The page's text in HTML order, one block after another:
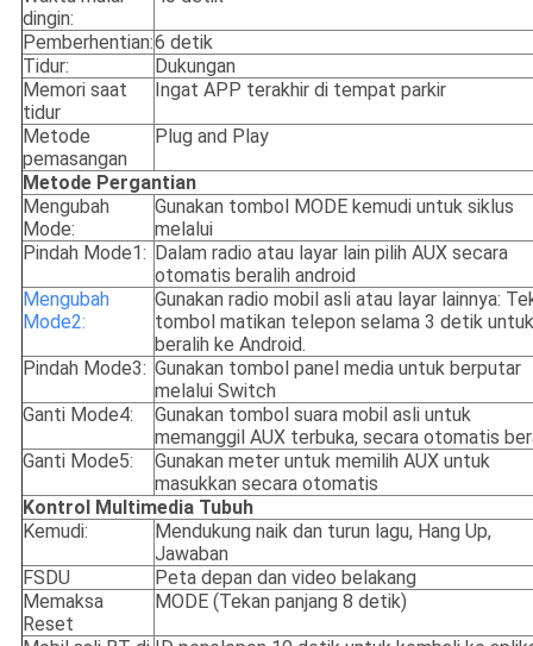
dingin:
Pemberhentian:6 detik
Tidur:
Dukungan
Memori saat
tidur
Ingat APP terakhir di tempat parkir
Metode
pemasangan
Plug and Play
Metode Pergantian
Mengubah
Mode:
Gunakan tombol MODE kemudi untuk siklus
melalui
Pindah Mode1: Dalam radio atau layar lain pilih AUX secara
otomatis beralih android
Mengubah
Mode2:
Gunakan radio mobil asli atau layar lainnya:
tombol matikan telepon selama 3 detik untuk
beralih ke Android.
Pindah Mode3: Gunakan tombol panel media untuk berputar
melalui Switch
Ganti Mode4:
Gunakan tombol suara mobil asli untuk
memanggil AUX terbuka, secara otomatis
Ganti Mode5:
Gunakan meter untuk memilih AUX untuk
masukkan secara otomatis
Kontrol Multimedia Tubuh
Kemudi:
Mendukung naik dan turun lagu, Hang Up,
Jawaban
FSDU
Peta depan dan video belakang
Memaksa
Reset
MODE (Tekan panjang 8 detik)